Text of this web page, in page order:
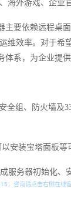
外游戏、企业
要依赖远程桌
维效率。对于
系，为企业提
组、防火墙及
安装宝塔面板
服务器初始化
；咨询请点击右侧在线